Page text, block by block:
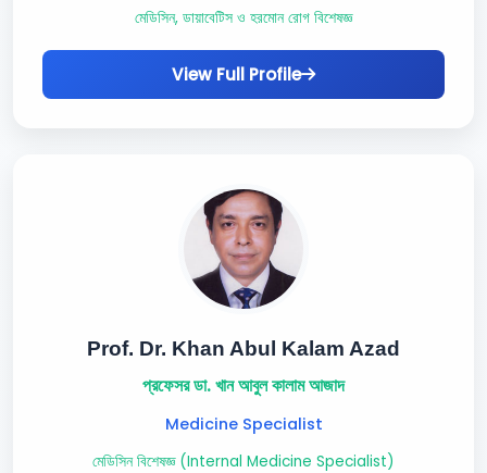
মেডিসিন, ডায়াবেটিস ও হরমোন রোগ বিশেষজ্ঞ
View Full Profile
Prof. Dr. Khan Abul Kalam Azad
প্রফেসর ডা. খান আবুল কালাম আজাদ
Medicine Specialist
মেডিসিন বিশেষজ্ঞ (Internal Medicine Specialist)